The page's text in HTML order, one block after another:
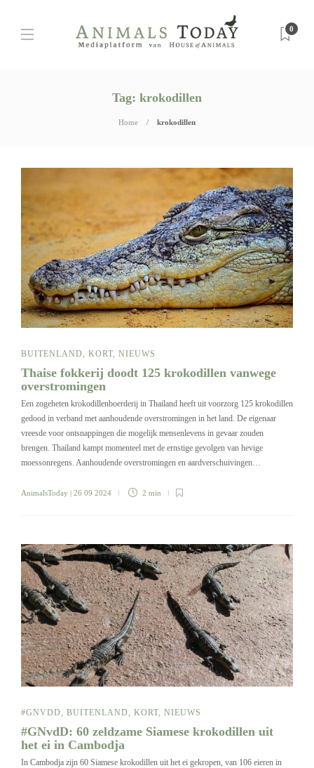
0
Tag: krokodillen
Home krokodillen
BUITENLAND, KORT, NIEUWS
Thaise fokkerij doodt 125 krokodillen vanwege
overstromingen
Een zogeheten krokodillenboerderij in Thailand heeft uit voorzorg 125 krokodillen
gedood in verband met aanhoudende overstromingen in het land. De eigenaar
vreesde voor ontsnappingen die mogelijk mensenlevens in gevaar zouden
brengen. Thailand kampt momenteel met de ernstige gevolgen van hevige
moessonregens. Aanhoudende overstromingen en aardverschuivingen…
AnimalsToday | 26 09 2024 2 min
#GNVDD, BUITENLAND, KORT, NIEUWS
#GNvdD: 60 zeldzame Siamese krokodillen uit
het ei in Cambodja
In Cambodja zijn 60 Siamese krokodillen uit het ei gekropen, van 106 eieren in